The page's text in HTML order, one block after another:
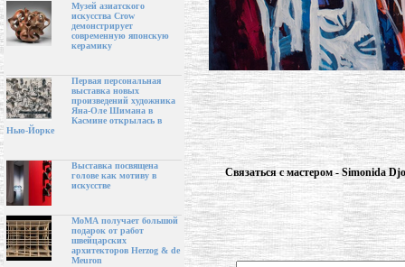
Музей азиатского
искусства Crow
демонстрирует
современную японскую
керамику
Первая персональная
выставка новых
произведений художника
Яна-Оле Шимана в
Касмине открылась в
Нью-Йорке
Выставка посвящена
голове как мотиву в
искусстве
МоМА получает большой
подарок от работ
швейцарских
архитекторов Herzog & de
Meuron
Связаться с мастером - Simonida